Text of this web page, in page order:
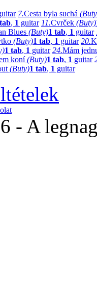
7.Cesta byla suchá
, 1 guitar 11.Cvrček (Buty)
Blues (Buty)1 tab, 1 guitar
(Buty)1 tab, 1 guitar 20.
1 tab, 1 guitar 24.Mám
koní(Buty)1 tab, 1 guitar
(Buty)1 tab, 1 guitar
- A